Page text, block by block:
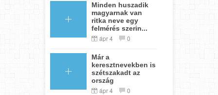
Minden huszadik
magyarnak van
ritka neve egy
felmérés szerin...
ápr 4 0
Már a
keresztnevekben is
szétszakadt az
ország
ápr 4 0